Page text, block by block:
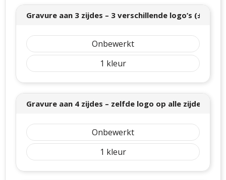
Gravure aan 3 zijdes – 3 verschillende logo’s (± 80 x
Onbewerkt
1
Gravure aan 4 zijdes – zelfde logo op alle zijdes (±
Onbewerkt
1